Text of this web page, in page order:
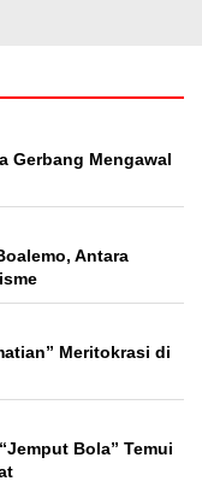
Gerbang Mengawal
Antara
Meritokrasi di
Bola” Temui